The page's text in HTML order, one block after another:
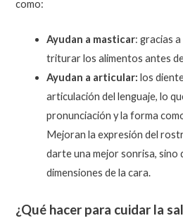
como:
Ayudan a masticar: gracias
triturar los alimentos antes
Ayudan a articular: los
articulación del lenguaje, lo
pronunciación y la forma
Mejoran la expresión del
darte una mejor sonrisa, sino
dimensiones de la cara.
¿Qué hacer para cuidar la